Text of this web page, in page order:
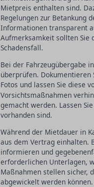
Mietpreis enthalten sind.
Regelungen zur Betankung
Informationen transparent
Aufmerksamkeit sollten Sie
Schadensfall.
Bei der Fahrzeugübergabe
überprüfen.
Fotos und lassen Sie diese
Vorsichtsmaßnahmen
gemacht werden. Lassen
vorhanden sind.
Während der Mietdauer in
aus dem Vertrag einhalten.
informieren und
erforderlichen Unterlagen,
Maßnahmen stellen sicher,
abgewickelt werden können.